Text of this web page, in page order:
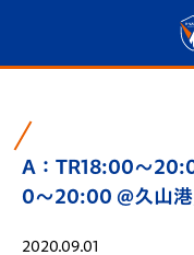
A：TR18:00～
0～20:00 @久山
2020.09.01